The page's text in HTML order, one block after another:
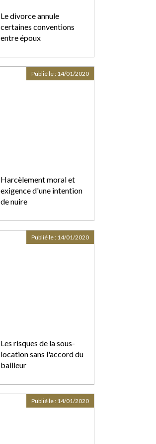
Le divorce annule
certaines conventions
entre époux
Harcèlement moral et
exigence d'une intention
de nuire
Publié le : 14/01/2020
Les risques de la sous-
location sans l'accord du
bailleur
Publié le : 14/01/2020
Publié le : 14/01/2020